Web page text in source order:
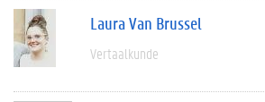
Laura Van Brussel
Vertaalkunde